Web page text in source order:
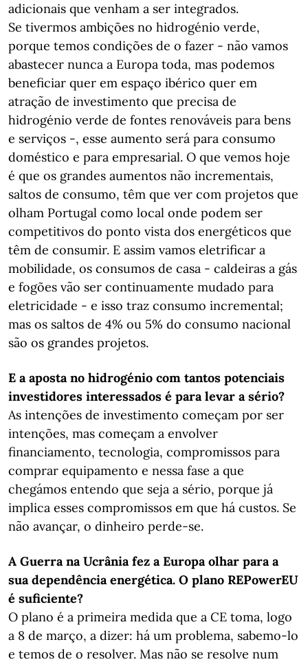
adicionais que venham a ser integrados.
Se tivermos ambições no hidrogénio verde,
porque temos condições de o fazer - não vamos
abastecer nunca a Europa toda, mas podemos
beneficiar quer em espaço ibérico quer em
atração de investimento que precisa de
hidrogénio verde de fontes renováveis para bens
e serviços -, esse aumento será para consumo
doméstico e para empresarial. O que vemos hoje
é que os grandes aumentos não incrementais,
saltos de consumo, têm que ver com projetos que
olham Portugal como local onde podem ser
competitivos do ponto vista dos energéticos que
têm de consumir. E assim vamos eletrificar a
mobilidade, os consumos de casa - caldeiras a gás
e fogões vão ser continuamente mudado para
eletricidade - e isso traz consumo incremental;
mas os saltos de 4% ou 5% do consumo nacional
são os grandes projetos.
E a aposta no hidrogénio com tantos potenciais
investidores interessados é para levar a sério?
As intenções de investimento começam por ser
intenções, mas começam a envolver
financiamento, tecnologia, compromissos para
comprar equipamento e nessa fase a que
chegámos entendo que seja a sério, porque já
implica esses compromissos em que há custos. Se
não avançar, o dinheiro perde-se.
A Guerra na Ucrânia fez a Europa olhar para a
sua dependência energética. O plano REPowerEU
é suficiente?
O plano é a primeira medida que a CE toma, logo
a 8 de março, a dizer: há um problema, sabemo-lo
e temos de o resolver. Mas não se resolve num